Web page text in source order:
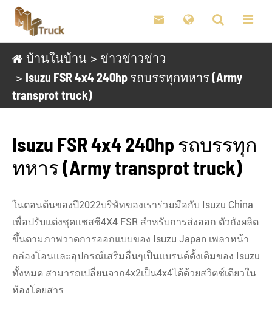

บ้านในบ้าน
ข่าวข่าวข่าว
Isuzu FSR 4x4 240hp รถบรรทุกทหาร (Army
transprot truck)
Isuzu FSR 4x4 240hp รถบรรทุก
ทหาร (Army transprot truck)
ในตอนต้นของปี2022บริษัทของเราร่วมมือกับ Isuzu China
เพื่อปรับแต่งชุดแชสซี4X4 FSR สำหรับการส่งออก ตัวถังผลิต
ขึ้นตามภาพวาดการออกแบบของ Isuzu Japan เพลาหน้า
กล่องโอนและอุปกรณ์เสริมอื่นๆเป็นแบรนด์ดั้งเดิมของ Isuzu
ทั้งหมด สามารถเปลี่ยนจาก4x2เป็น4x4ได้ด้วยสวิตช์เดียวใน
ห้องโดยสาร